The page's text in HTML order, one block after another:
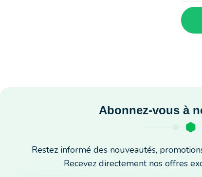
Abonnez-vous à
Restez informé des nouveautés,
Recevez directement nos offres